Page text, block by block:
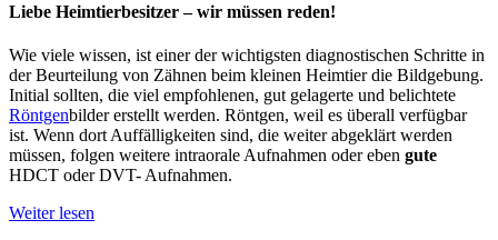
Liebe Heimtierbesitzer – wir müssen reden!
Wie viele wissen, ist einer der wichtigsten diagnostischen Schritte in
der Beurteilung von Zähnen beim kleinen Heimtier die Bildgebung.
Initial sollten, die viel empfohlenen, gut gelagerte und belichtete
Röntgenbilder erstellt werden. Röntgen, weil es überall verfügbar
ist. Wenn dort Auffälligkeiten sind, die weiter abgeklärt werden
müssen, folgen weitere intraorale Aufnahmen oder eben gute
HDCT oder DVT- Aufnahmen.
Weiter lesen